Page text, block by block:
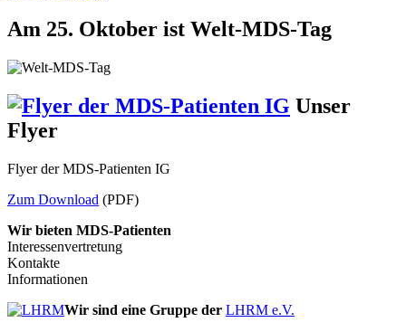
Am 25. Oktober ist Welt-MDS-Tag
Unser
Flyer
Flyer der MDS-Patienten IG
Zum Download (PDF)
Wir bieten MDS-Patienten
Interessenvertretung
Kontakte
Informationen
Wir sind eine Gruppe der LHRM e.V.